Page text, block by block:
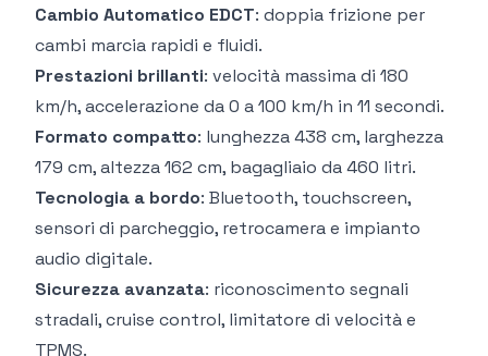
Cambio Automatico EDCT: doppia frizione per
cambi marcia rapidi e fluidi.
Prestazioni brillanti: velocità massima di 180
km/h, accelerazione da 0 a 100 km/h in 11 secondi.
Formato compatto: lunghezza 438 cm, larghezza
179 cm, altezza 162 cm, bagagliaio da 460 litri.
Tecnologia a bordo: Bluetooth, touchscreen,
sensori di parcheggio, retrocamera e impianto
audio digitale.
Sicurezza avanzata: riconoscimento segnali
stradali, cruise control, limitatore di velocità e
TPMS.